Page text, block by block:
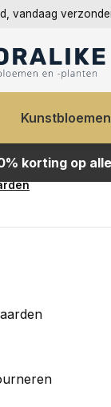
vandaag
Kunstbloemen
korting op